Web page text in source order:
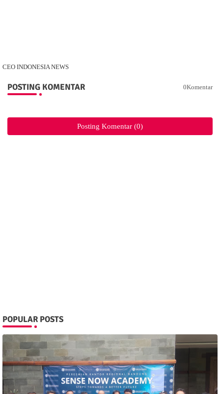
CEO INDONESIA NEWS
POSTING KOMENTAR 0Komentar
Posting Komentar (0)
POPULAR POSTS